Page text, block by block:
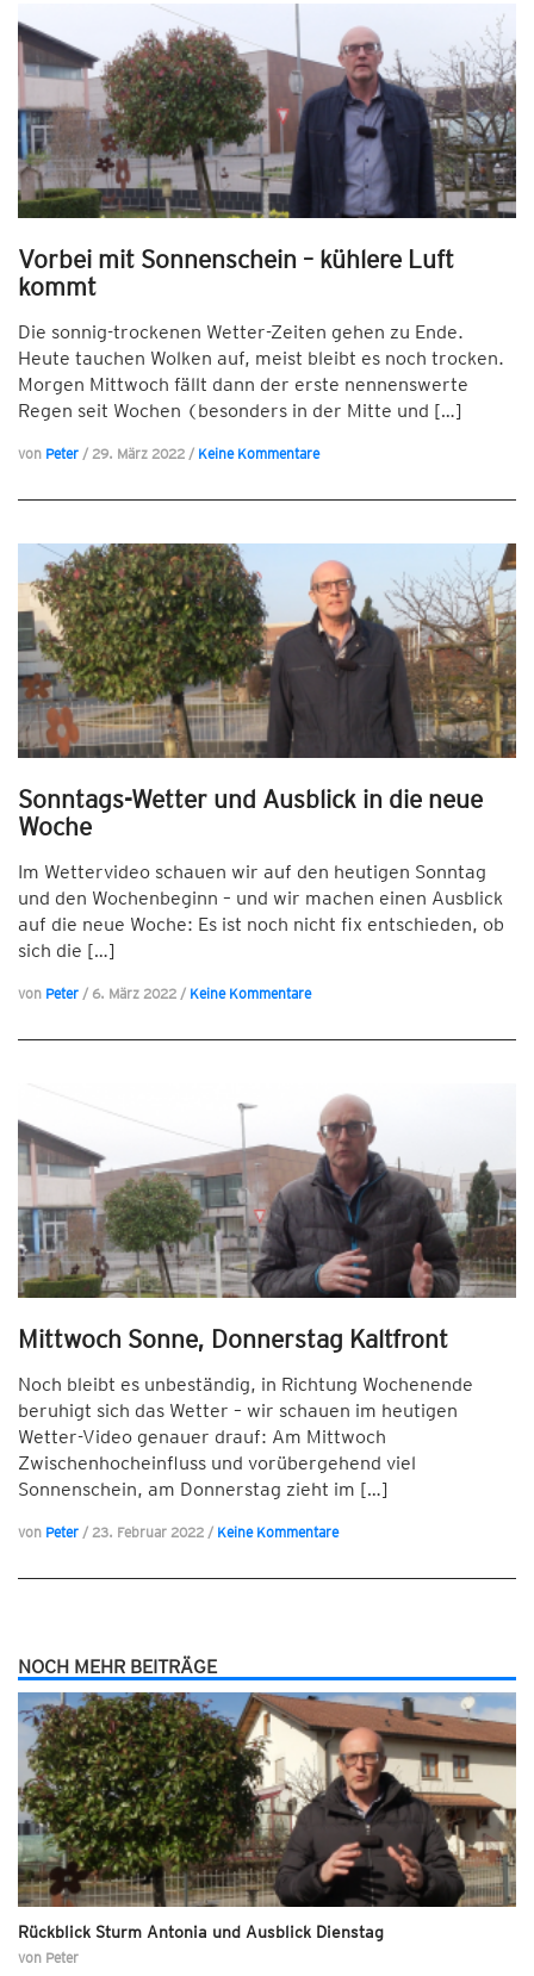
Vorbei mit Sonnenschein – kühlere Luft
kommt
Die sonnig-trockenen Wetter-Zeiten gehen zu Ende.
Heute tauchen Wolken auf, meist bleibt es noch trocken.
Morgen Mittwoch fällt dann der erste nennenswerte
Regen seit Wochen (besonders in der Mitte und […]
von Peter / 29. März 2022 / Keine Kommentare
Sonntags-Wetter und Ausblick in die neue
Woche
Im Wettervideo schauen wir auf den heutigen Sonntag
und den Wochenbeginn – und wir machen einen Ausblick
auf die neue Woche: Es ist noch nicht fix entschieden, ob
sich die […]
von Peter / 6. März 2022 / Keine Kommentare
Mittwoch Sonne, Donnerstag Kaltfront
Noch bleibt es unbeständig, in Richtung Wochenende
beruhigt sich das Wetter – wir schauen im heutigen
Wetter-Video genauer drauf: Am Mittwoch
Zwischenhocheinfluss und vorübergehend viel
Sonnenschein, am Donnerstag zieht im […]
von Peter / 23. Februar 2022 / Keine Kommentare
NOCH MEHR BEITRÄGE
Rückblick Sturm Antonia und Ausblick Dienstag
von Peter